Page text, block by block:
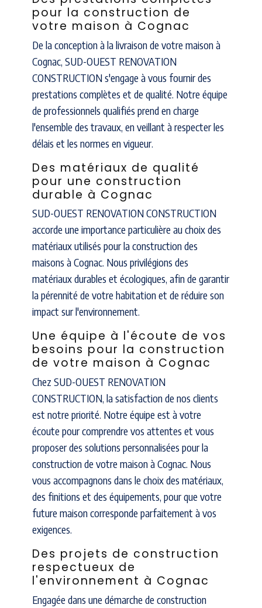
pour la construction de
votre maison à Cognac
De la conception à la livraison de votre maison à
Cognac, SUD-OUEST RENOVATION
CONSTRUCTION s'engage à vous fournir des
prestations complètes et de qualité. Notre équipe
de professionnels qualifiés prend en charge
l'ensemble des travaux, en veillant à respecter les
délais et les normes en vigueur.
Des matériaux de qualité
pour une construction
durable à Cognac
SUD-OUEST RENOVATION CONSTRUCTION
accorde une importance particulière au choix des
matériaux utilisés pour la construction des
maisons à Cognac. Nous privilégions des
matériaux durables et écologiques, afin de garantir
la pérennité de votre habitation et de réduire son
impact sur l'environnement.
Une équipe à l'écoute de vos
besoins pour la construction
de votre maison à Cognac
Chez SUD-OUEST RENOVATION
CONSTRUCTION, la satisfaction de nos clients
est notre priorité. Notre équipe est à votre
écoute pour comprendre vos attentes et vous
proposer des solutions personnalisées pour la
construction de votre maison à Cognac. Nous
vous accompagnons dans le choix des matériaux,
des finitions et des équipements, pour que votre
future maison corresponde parfaitement à vos
exigences.
Des projets de construction
respectueux de
l'environnement à Cognac
Engagée dans une démarche de construction